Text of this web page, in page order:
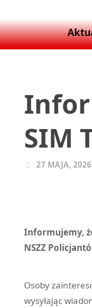
SIM
27 MAJA, 2026
Informujemy,
NSZZ
Osoby
wysyłając